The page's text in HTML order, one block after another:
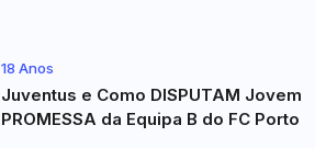
18 Anos
Juventus e Como DISPUTAM Jovem
PROMESSA da Equipa B do FC Porto